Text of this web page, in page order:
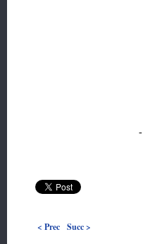
-
< Prec Succ >